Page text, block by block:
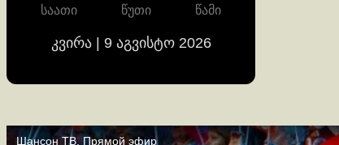
საათი წუთი წამი
კვირა | 9 აგვისტო 2026